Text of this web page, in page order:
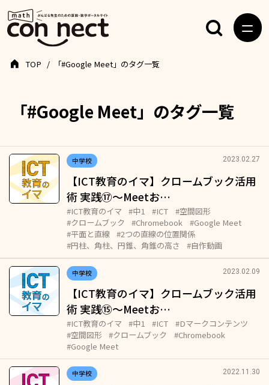
「#Google Meet」のタグ一覧
TOP 「#Google Meet」のタグ一覧
中学校 2023.02.27
【ICT教育のイマ】クロームブック活用
術 実践⑰～Meetお…
#ICT教育のイマ #中1 #ICT
#空間図形
#クロームブック
#Chromebook
#Google Meet
#平面と直線
#2つの直線の位置関係
#円柱、角柱、円錐、角錐の高さ
#自作動画
中学校 2023.02.09
【ICT教育のイマ】クロームブック活用
術 実践⑮～Meetお…
#ICT教育のイマ #中1 #ICT
#Dマークコンテンツ
#空間図形
#クロームブック
#Chromebook
#Google Meet
中学校 2022.11.30